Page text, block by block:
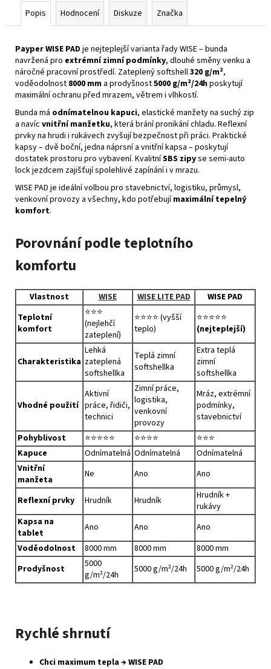
Popis Hodnocení Diskuze Značka
Payper WISE PAD je nejteplejší varianta řady WISE – bunda
navržená pro extrémní zimní podmínky, dlouhé směny venku a
náročné pracovní prostředí. Zateplený softshell320 g/m²,
voděodolnost 8000 mm a prodyšnost5000 g/m²/24hposkytují
maximální ochranu před mrazem, větrem i vlhkostí.
Bunda má odnímatelnou kapuci, elastické manžety na suchý zip
a navíc vnitřní manžetku, která brání pronikání chladu. Reflexní
prvky na hrudi i rukávech zvyšují bezpečnost při práci. Praktické
kapsy – dvě boční, jedna náprsní a vnitřní kapsa – poskytují
dostatek prostoru pro vybavení. KvalitníSBS zipyse semi‑auto
lock jezdcem zajišťují spolehlivé zapínání i v mrazu.
WISE PAD je ideální volbou pro stavebnictví, logistiku, průmysl,
venkovní provozy a všechny, kdo potřebujímaximální tepelný
komfort.
Porovnání podle teplotního
komfortu
Vlastnost WISE WISE LITE PAD
WISE PAD
Teplotní
komfort
⭐⭐⭐
(nejlehčí
zateplení)
⭐⭐⭐⭐ (vyšší
teplo)
⭐⭐⭐⭐⭐
(nejteplejší)
Charakteristika
Lehká
zateplená
softshellka
Teplá zimní
softshellka
Extra teplá
zimní
softshellka
Vhodné použití
Aktivní
práce, řidiči,
technici
Zimní práce,
logistika,
venkovní
provozy
Mráz, extrémní
podmínky,
stavebnictví
Pohyblivost
⭐⭐⭐⭐⭐ ⭐⭐⭐⭐
⭐⭐⭐
Kapuce
Odnímatelná Odnímatelná
Odnímatelná
Vnitřní
manžeta
Ne Ano Ano
Reflexní prvky Hrudník Hrudník
Hrudník +
rukávy
Kapsa na
tablet
Ano Ano
Ano
Voděodolnost
8000 mm 8000 mm
8000 mm
Prodyšnost
5000
g/m²/24h
5000 g/m²/24h 5000 g/m²/24h
Rychlé shrnutí
Chci maximum tepla → WISE PAD